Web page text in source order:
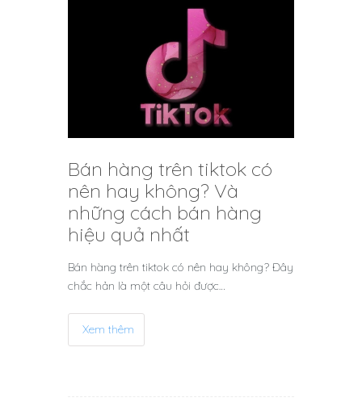
Bán hàng trên tiktok có
nên hay không? Và
những cách bán hàng
hiệu quả nhất
Bán hàng trên tiktok có nên hay không? Đây
chắc hản là một câu hỏi được…
Xem thêm